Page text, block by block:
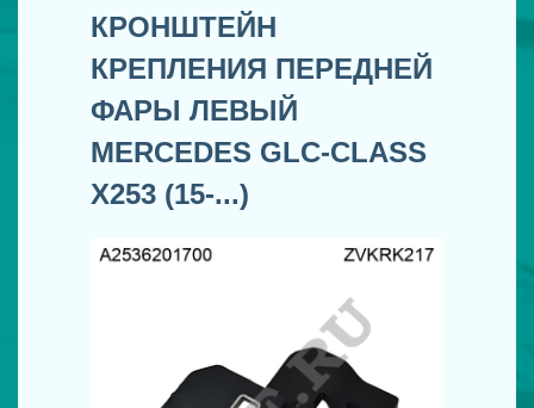
КРОНШТЕЙН
КРЕПЛЕНИЯ ПЕРЕДНЕЙ
ФАРЫ ЛЕВЫЙ
MERCEDES GLC-CLASS
X253 (15-...)